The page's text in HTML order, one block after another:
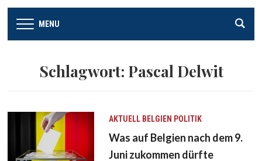
MENU
Schlagwort: Pascal Delwit
AKTUELL BELGIEN POLITIK
Was auf Belgien nach dem 9.
Juni zukommen dürfte